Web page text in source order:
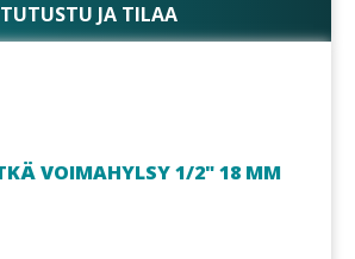
TUTUSTU JA TILAA